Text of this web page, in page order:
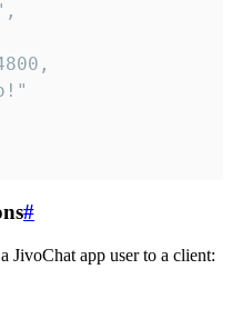
#
JivoChat app user to a client: